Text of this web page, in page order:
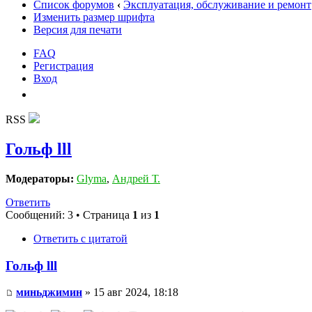
Список форумов ‹ Эксплуатация, обслуживание и ремонт
Изменить размер шрифта
Версия для печати
FAQ
Регистрация
Вход
RSS
Гольф lll
Модераторы: Glyma, Андрей Т.
Ответить
Сообщений: 3 • Страница 1 из 1
Ответить с цитатой
Гольф lll
миньджимин » 15 авг 2024, 18:18